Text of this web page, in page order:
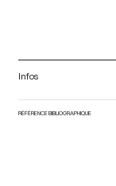
Infos
RÉFÉRENCE BIBLIOGRAPHIQUE